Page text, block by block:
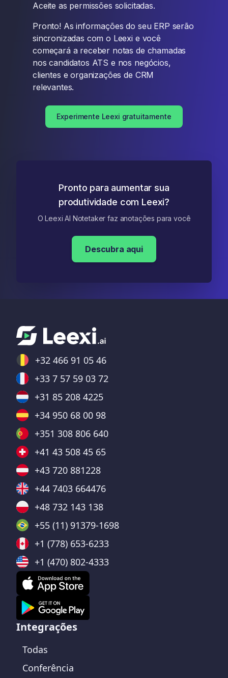
Aceite as permissões solicitadas.
Pronto! As informações do seu ERP serão
sincronizadas com o Leexi e você
começará a receber notas de chamadas
nos candidatos ATS e nos negócios,
clientes e organizações de CRM
relevantes.
Experimente Leexi gratuitamente
Pronto para aumentar sua
produtividade com Leexi?
O Leexi AI Notetaker faz anotações para você
Descubra aqui
+32 466 91 05 46
+33 7 57 59 03 72
+31 85 208 4225
+34 950 68 00 98
+351 308 806 640
+41 43 508 45 65
+43 720 881228
+44 7403 664476
+48 732 143 138
+55 (11) 91379-1698
+1 (778) 653-6233
+1 (470) 802-4333
Integrações
Todas
Conferência